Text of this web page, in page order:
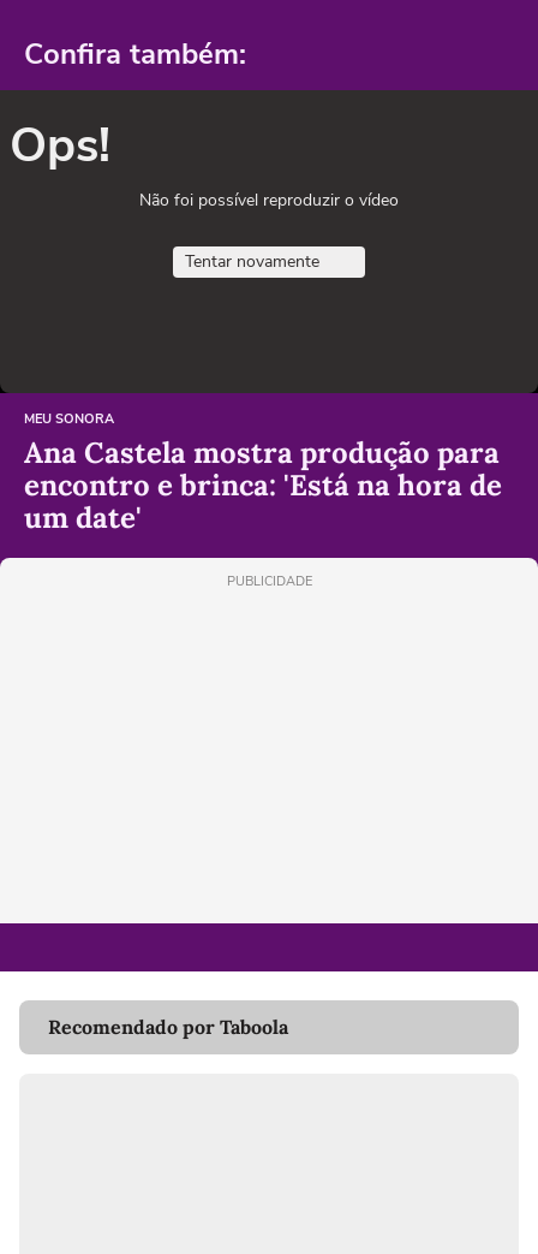
Confira também:
Ops!
Não foi possível reproduzir o vídeo
Tentar novamente
MEU SONORA
Ana Castela mostra produção para
encontro e brinca: 'Está na hora de
um date'
PUBLICIDADE
Recomendado por Taboola